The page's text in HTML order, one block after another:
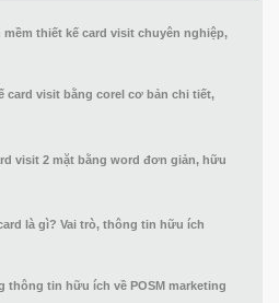
mềm thiết kế card visit chuyên nghiệp,
card visit bằng corel cơ bản chi tiết,
visit 2 mặt bằng word đơn giản, hữu
là gì? Vai trò, thông tin hữu ích
thông tin hữu ích về POSM marketing